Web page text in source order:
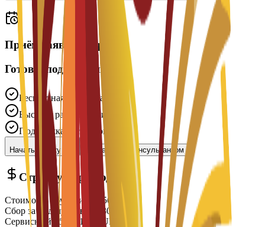
Приём заявок открыт
Готовы подать заявку?
Бесплатная подача заявки
Быстрое рассмотрение
Поддержка экспертов
Начать заявку Связаться с консультантом
Структура расходов
Стоимость обучения 7,500
EUR
Сбор за подачу заявки
300
Сервисный сбор
150
EUR